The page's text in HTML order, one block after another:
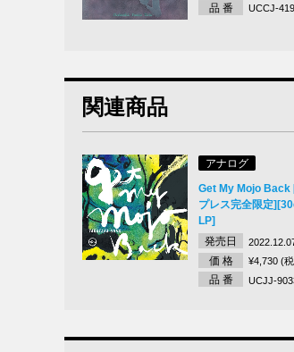
品 番 UCCJ-
関連商品
アナログ
Get My Mojo Back
プレス完全限定
LP]
発売日
価 格 ¥4,730 (
品 番 UCJJ-